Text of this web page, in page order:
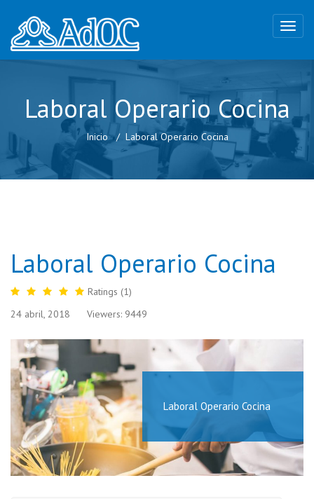
Laboral Operario Cocina
Inicio Laboral Operario Cocina
Laboral Operario Cocina
Ratings (1)
24 abril, 2018
Viewers: 9449
Laboral Operario Cocina